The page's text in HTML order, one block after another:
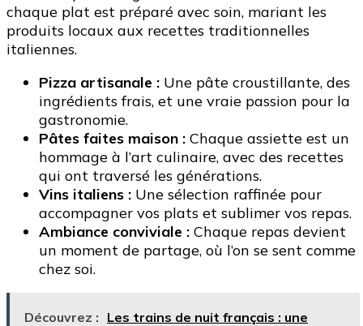
chaque plat est préparé avec soin, mariant les
produits locaux aux recettes traditionnelles
italiennes.
Pizza artisanale : Une pâte croustillante, des
ingrédients frais, et une vraie passion pour la
gastronomie.
Pâtes faites maison : Chaque assiette est un
hommage à l’art culinaire, avec des recettes
qui ont traversé les générations.
Vins italiens : Une sélection raffinée pour
accompagner vos plats et sublimer vos repas.
Ambiance conviviale : Chaque repas devient
un moment de partage, où l’on se sent comme
chez soi.
Découvrez : Les trains de nuit français : une